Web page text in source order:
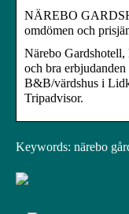
NÄREBO
omdömen och
Närebo
och bra
B&B/värdshus i
Tripadvisor.
Keywords: närebo